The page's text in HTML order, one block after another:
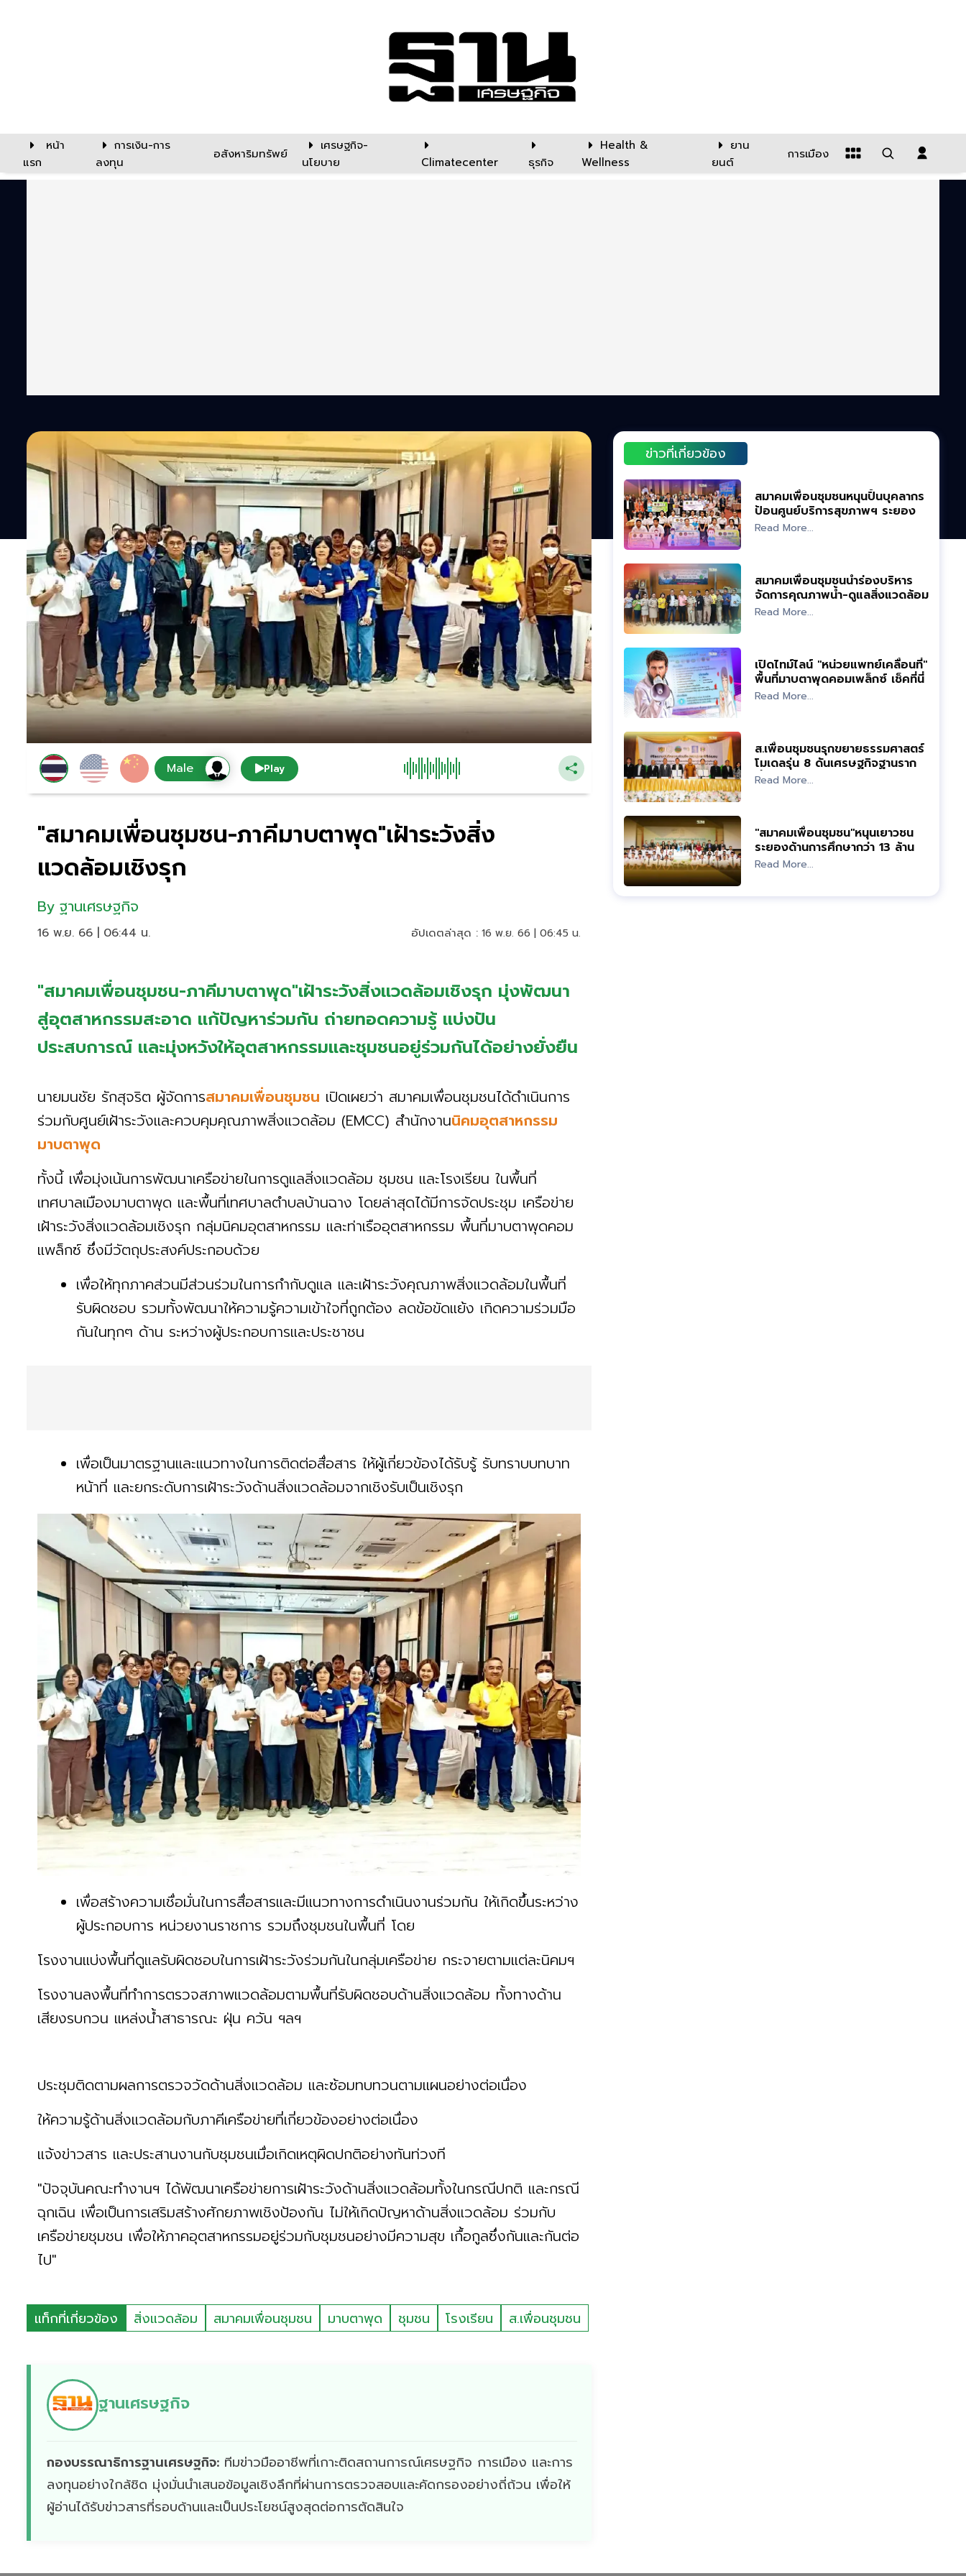
หน้า
แรก
การเงิน-การ
ลงทุน
อสังหาริมทรัพย์
เศรษฐกิจ-
นโยบาย
Climatecenter ธุรกิจ
Health &
Wellness
ยาน
ยนต์
การเมือง
Play
"สมาคมเพื่อนชุมชน-ภาคีมาบตาพุด"เฝ้าระวังสิ่ง
แวดล้อมเชิงรุก
By ฐานเศรษฐกิจ
16 พ.ย. 66 | 06:44 น. อัปเดตล่าสุด : 16 พ.ย. 66 | 06:45 น.
"สมาคมเพื่อนชุมชน-ภาคีมาบตาพุด"เฝ้าระวังสิ่งแวดล้อมเชิงรุก มุ่งพัฒนา
สู่อุตสาหกรรมสะอาด แก้ปัญหาร่วมกัน ถ่ายทอดความรู้ แบ่งปัน
ประสบการณ์ และมุ่งหวังให้อุตสาหกรรมและชุมชนอยู่ร่วมกันได้อย่างยั่งยืน
นายมนชัย รักสุจริต ผู้จัดการสมาคมเพื่อนชุมชน เปิดเผยว่า สมาคมเพื่อนชุมชนได้ดำเนินการ
ร่วมกับศูนย์เฝ้าระวังและควบคุมคุณภาพสิ่งแวดล้อม (EMCC) สำนักงานนิคมอุตสาหกรรม
มาบตาพุด
ทั้งนี้ เพื่อมุ่งเน้นการพัฒนาเครือข่ายในการดูแลสิ่งแวดล้อม ชุมชน และโรงเรียน ในพื้นที่
เทศบาลเมืองมาบตาพุด และพื้นที่เทศบาลตำบลบ้านฉาง โดยล่าสุดได้มีการจัดประชุม เครือข่าย
เฝ้าระวังสิ่งแวดล้อมเชิงรุก กลุ่มนิคมอุตสาหกรรม และท่าเรืออุตสาหกรรม พื้นที่มาบตาพุดคอม
แพล็กซ์ ซึ่งมีวัตถุประสงค์ประกอบด้วย
เพื่อให้ทุกภาคส่วนมีส่วนร่วมในการกำกับดูแล และเฝ้าระวังคุณภาพสิ่งแวดล้อมในพื้นที่
รับผิดชอบ รวมทั้งพัฒนาให้ความรู้ความเข้าใจที่ถูกต้อง ลดข้อขัดแย้ง เกิดความร่วมมือ
กันในทุกๆ ด้าน ระหว่างผู้ประกอบการและประชาชน
เพื่อเป็นมาตรฐานและแนวทางในการติดต่อสื่อสาร ให้ผู้เกี่ยวข้องได้รับรู้ รับทราบบทบาท
หน้าที่ และยกระดับการเฝ้าระวังด้านสิ่งแวดล้อมจากเชิงรับเป็นเชิงรุก
เพื่อสร้างความเชื่อมั่นในการสื่อสารและมีแนวทางการดำเนินงานร่วมกัน ให้เกิดขึ้นระหว่าง
ผู้ประกอบการ หน่วยงานราชการ รวมถึงชุมชนในพื้นที่ โดย
โรงงานแบ่งพื้นที่ดูแลรับผิดชอบในการเฝ้าระวังร่วมกันในกลุ่มเครือข่าย กระจายตามแต่ละนิคมฯ
โรงงานลงพื้นที่ทำการตรวจสภาพแวดล้อมตามพื้นที่รับผิดชอบด้านสิ่งแวดล้อม ทั้งทางด้าน
เสียงรบกวน แหล่งน้ำสาธารณะ ฝุ่น ควัน ฯลฯ
ประชุมติดตามผลการตรวจวัดด้านสิ่งแวดล้อม และซ้อมทบทวนตามแผนอย่างต่อเนื่อง
ให้ความรู้ด้านสิ่งแวดล้อมกับภาคีเครือข่ายที่เกี่ยวข้องอย่างต่อเนื่อง
แจ้งข่าวสาร และประสานงานกับชุมชนเมื่อเกิดเหตุผิดปกติอย่างทันท่วงที
"ปัจจุบันคณะทำงานฯ ได้พัฒนาเครือข่ายการเฝ้าระวังด้านสิ่งแวดล้อมทั้งในกรณีปกติ และกรณี
ฉุกเฉิน เพื่อเป็นการเสริมสร้างศักยภาพเชิงป้องกัน ไม่ให้เกิดปัญหาด้านสิ่งแวดล้อม ร่วมกับ
เครือข่ายชุมชน เพื่อให้ภาคอุตสาหกรรมอยู่ร่วมกับชุมชนอย่างมีความสุข เกื้อกูลซึ่งกันและกันต่อ
ไป"
แท็กที่เกี่ยวข้อง สิ่งแวดล้อม สมาคมเพื่อนชุมชน มาบตาพุด ชุมชน โรงเรียน ส.เพื่อนชุมชน
ฐานเศรษฐกิจ
กองบรรณาธิการฐานเศรษฐกิจ: ทีมข่าวมืออาชีพที่เกาะติดสถานการณ์เศรษฐกิจ การเมือง และการ
ลงทุนอย่างใกล้ชิด มุ่งมั่นนำเสนอข้อมูลเชิงลึกที่ผ่านการตรวจสอบและคัดกรองอย่างถี่ถ้วน เพื่อให้
ผู้อ่านได้รับข่าวสารที่รอบด้านและเป็นประโยชน์สูงสุดต่อการตัดสินใจ
ข่าวที่เกี่ยวข้อง
สมาคมเพื่อนชุมชนหนุนปั้นบุคลากร
ป้อนศูนย์บริการสุขภาพฯ ระยอง
Read More...
สมาคมเพื่อนชุมชนนำร่องบริหาร
จัดการคุณภาพน้ำ-ดูแลสิ่งแวดล้อม
Read More...
เปิดไทม์ไลน์ "หน่วยแพทย์เคลื่อนที่"
พื้นที่มาบตาพุดคอมเพล็กซ์ เช็คที่นี่
Read More...
ส.เพื่อนชุมชนรุกขยายธรรมศาสตร์
โมเดลรุ่น 8 ดันเศรษฐกิจฐานราก
ยั่งยืน
Read More...
"สมาคมเพื่อนชุมชน"หนุนเยาวชน
ระยองด้านการศึกษากว่า 13 ล้าน
บาท
Read More...